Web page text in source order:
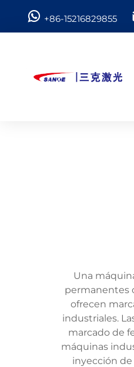
+86-15216829855
Una
permanentes
ofrecen
industriales.
marcado de
máquinas
inyección